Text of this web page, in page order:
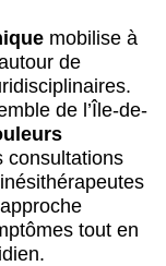
mobilise à
de
de l’Île-de-
consultations
tout en